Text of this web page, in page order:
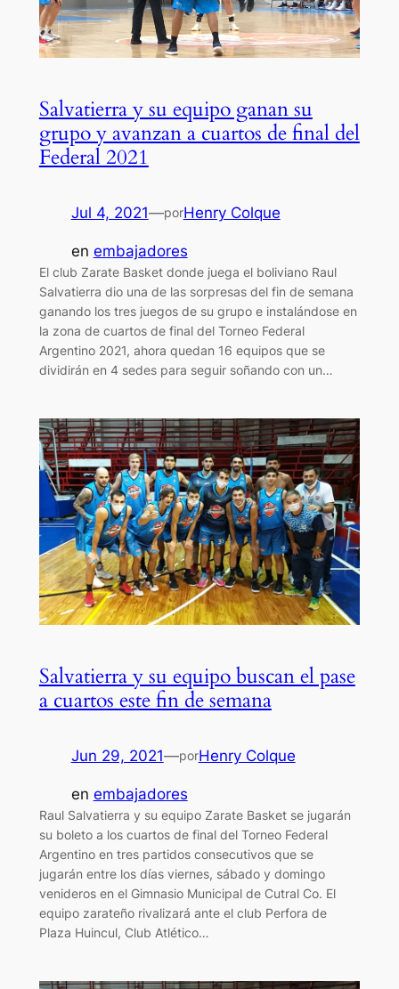
Salvatierra y su equipo ganan su
grupo y avanzan a cuartos de final del
Federal 2021
Jul 4, 2021—porHenry Colque
en embajadores
El club Zarate Basket donde juega el boliviano Raul
Salvatierra dio una de las sorpresas del fin de semana
ganando los tres juegos de su grupo e instalándose en
la zona de cuartos de final del Torneo Federal
Argentino 2021, ahora quedan 16 equipos que se
dividirán en 4 sedes para seguir soñando con un…
Salvatierra y su equipo buscan el pase
a cuartos este fin de semana
Jun 29, 2021—porHenry Colque
en embajadores
Raul Salvatierra y su equipo Zarate Basket se jugarán
su boleto a los cuartos de final del Torneo Federal
Argentino en tres partidos consecutivos que se
jugarán entre los días viernes, sábado y domingo
venideros en el Gimnasio Municipal de Cutral Co. El
equipo zarateño rivalizará ante el club Perfora de
Plaza Huincul, Club Atlético…